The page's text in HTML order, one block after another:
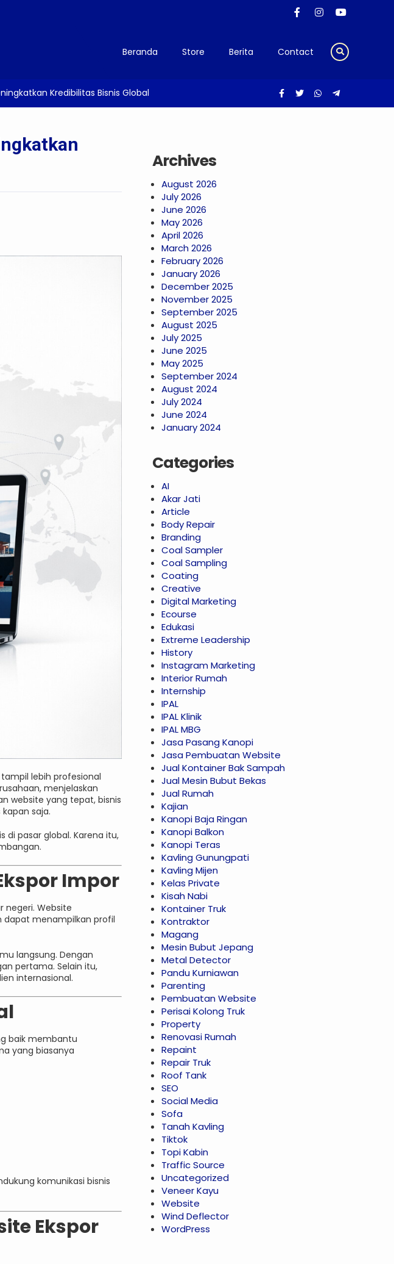
Beranda Store Berita Contact
Kredibilitas Bisnis Global
lebih profesional
menjelaskan
website yang tepat, bisnis
saja.
di pasar global. Karena itu,
Impor
negeri. Website
dapat menampilkan profil
langsung. Dengan
pertama. Selain itu,
internasional.
baik membantu
yang biasanya
komunikasi bisnis
Ekspor
Archives
August 2026
July 2026
June 2026
May 2026
April 2026
March 2026
February 2026
January 2026
December 2025
November 2025
September 2025
August 2025
July 2025
June 2025
May 2025
September 2024
August 2024
July 2024
June 2024
January 2024
Categories
AI
Akar Jati
Article
Body Repair
Branding
Coal Sampler
Coal Sampling
Coating
Creative
Digital Marketing
Ecourse
Edukasi
Extreme Leadership
History
Instagram Marketing
Interior Rumah
Internship
IPAL
IPAL Klinik
IPAL MBG
Jasa Pasang Kanopi
Jasa Pembuatan Website
Jual Kontainer Bak Sampah
Jual Mesin Bubut Bekas
Jual Rumah
Kajian
Kanopi Baja Ringan
Kanopi Balkon
Kanopi Teras
Kavling Gunungpati
Kavling Mijen
Kelas Private
Kisah Nabi
Kontainer Truk
Kontraktor
Magang
Mesin Bubut Jepang
Metal Detector
Pandu Kurniawan
Parenting
Pembuatan Website
Perisai Kolong Truk
Property
Renovasi Rumah
Repaint
Repair Truk
Roof Tank
SEO
Social Media
Sofa
Tanah Kavling
Tiktok
Topi Kabin
Traffic Source
Uncategorized
Veneer Kayu
Website
Wind Deflector
WordPress